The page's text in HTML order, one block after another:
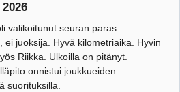
valikoitunut seuran paras
ei juoksija. Hyvä kilometriaika. Hyvin
Riikka. Ulkoilla on pitänyt.
onnistui joukkueiden
suorituksilla.